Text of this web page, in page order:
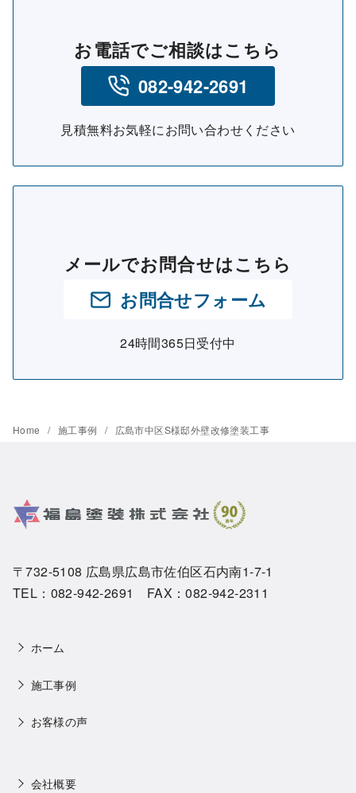
お電話でご相談はこちら
082-942-2691
見積無料お気軽にお問い合わせください
メールでお問合せはこちら
お問合せフォーム
24時間365日受付中
Home 施工事例 広島市中区S様邸外壁改修塗装工事
〒732-5108 広島県広島市佐伯区石内南1-7-1
TEL：082-942-2691 FAX：082-942-2311
ホーム
施工事例
お客様の声
会社概要